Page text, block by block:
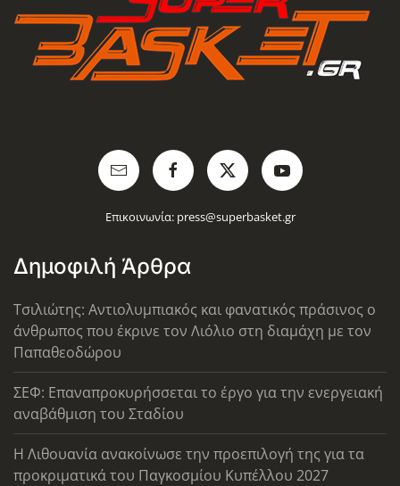
Επικοινωνία: press@superbasket.gr
Δημοφιλή Άρθρα
Τσιλιώτης: Αντιολυμπιακός και φανατικός πράσινος ο
άνθρωπος που έκρινε τον Λιόλιο στη διαμάχη με τον
Παπαθεοδώρου
ΣΕΦ: Επαναπροκυρήσσεται το έργο για την ενεργειακή
αναβάθμιση του Σταδίου
Η Λιθουανία ανακοίνωσε την προεπιλογή της για τα
προκριματικά του Παγκοσμίου Κυπέλλου 2027